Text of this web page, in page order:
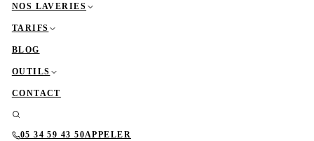
NOS LAVERIES
TARIFS
BLOG
OUTILS
CONTACT
05 34 59 43 50APPELER